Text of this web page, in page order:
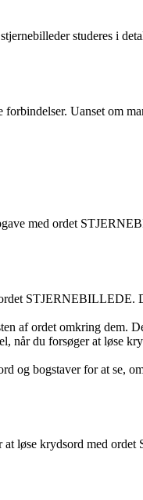
studeres i
Uanset om
med ordet
af ordet omkring dem.
når du forsøger at løse
bogstaver for at se, om
løse krydsord med